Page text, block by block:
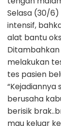
Selasa (30/
intensif,
alat bantu
melakukan
tes pasien
berusaha
berisik
mau keluar